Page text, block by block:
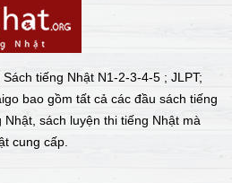
tiếng Nhật N1-2-3-4-5 ; JLPT;
bao gồm tất cả các đầu sách tiếng
sách luyện thi tiếng Nhật mà
cung cấp.